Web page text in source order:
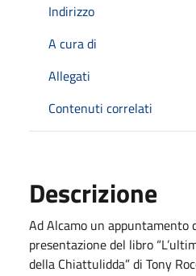
Indirizzo
A cura di
Allegati
Contenuti correlati
Descrizione
Ad Alcamo un appuntamento
presentazione del libro
della Chiattulidda” di Tony